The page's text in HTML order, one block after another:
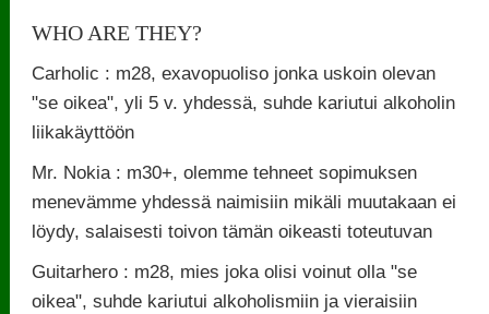
WHO ARE THEY?
Carholic : m28, exavopuoliso jonka uskoin olevan
"se oikea", yli 5 v. yhdessä, suhde kariutui alkoholin
liikakäyttöön
Mr. Nokia : m30+, olemme tehneet sopimuksen
menevämme yhdessä naimisiin mikäli muutakaan ei
löydy, salaisesti toivon tämän oikeasti toteutuvan
Guitarhero : m28, mies joka olisi voinut olla "se
oikea", suhde kariutui alkoholismiin ja vieraisiin